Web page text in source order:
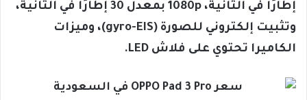
إطارًا في الثانية، 1080p بمعدل 30 إطارًا في الثانية،
وتثبيت إلكتروني للصورة (gyro-EIS)، وميزات
الكاميرا تحتوي على فلاش LED.